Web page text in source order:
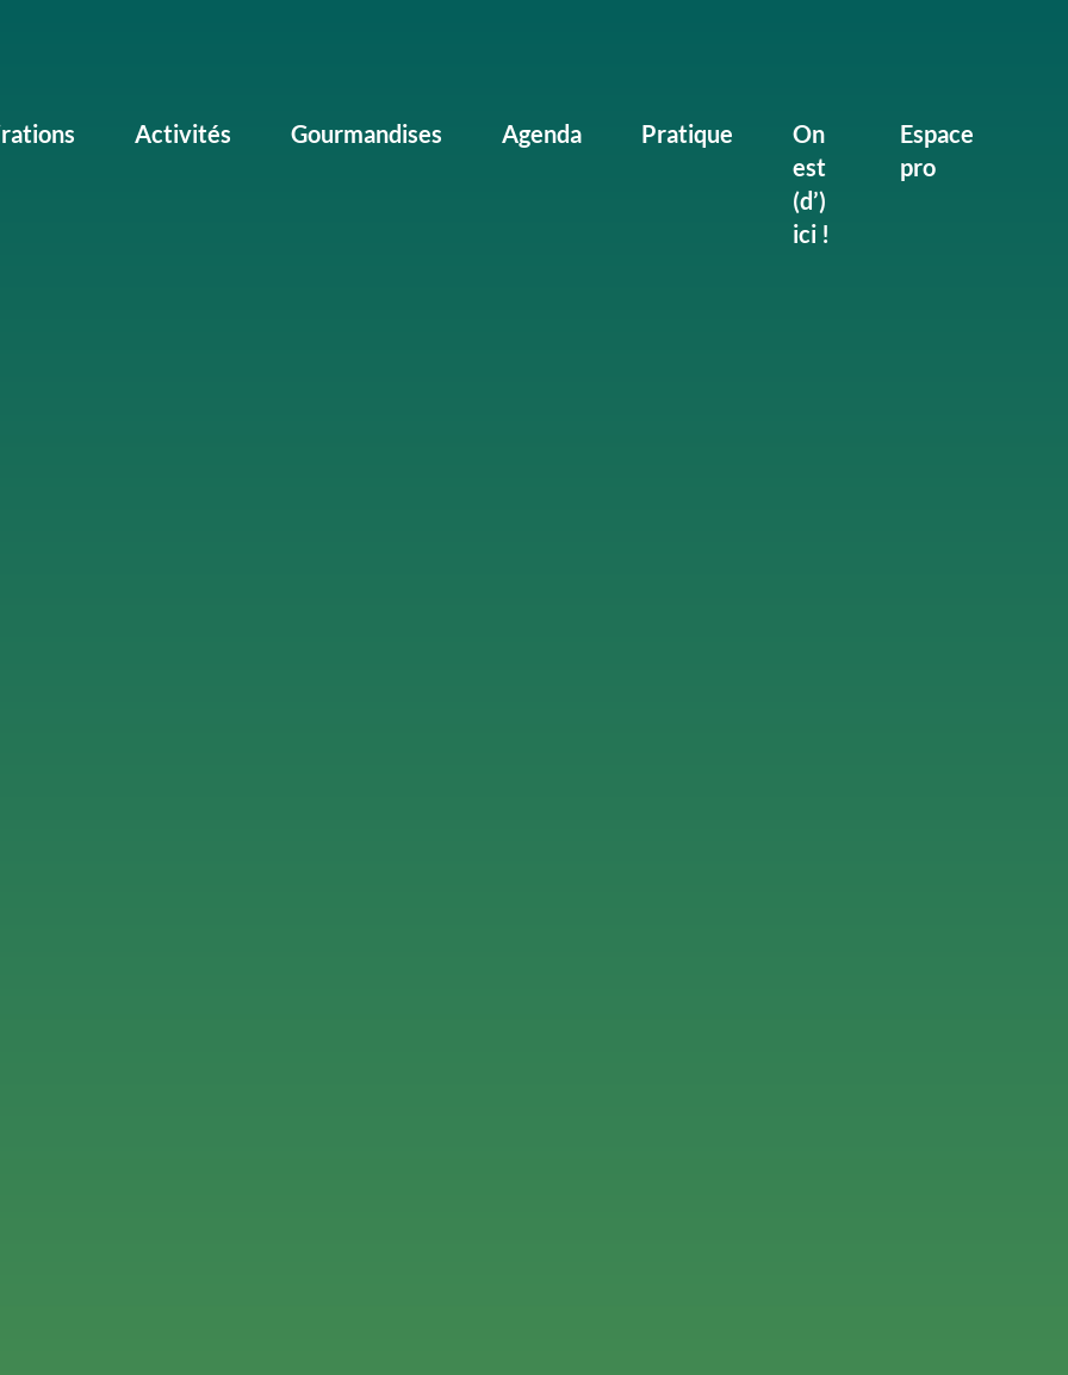
Activités Gourmandises Agenda Pratique
On
est
(d’)
ici !
Espace
pro